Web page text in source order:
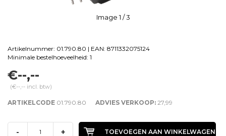
Image1 / 3
Artikelnummer: 01.790.80 | EAN: 8711332075124
Minimale bestelhoeveelheid: 1
€--,--
(€--,-- incl. btw)
ARTIKELCODE 01.790.80 ADVIES VERKOOP: 27,99
- + TOEVOEGEN AAN WINKELWAGEN